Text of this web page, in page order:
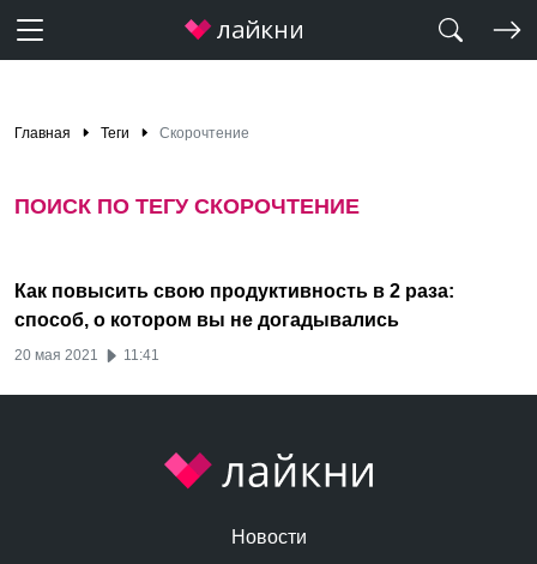
Главная Теги Скорочтение
ПОИСК ПО ТЕГУ СКОРОЧТЕНИЕ
Как повысить свою продуктивность в 2 раза:
способ, о котором вы не догадывались
20 мая 2021 11:41
Новости